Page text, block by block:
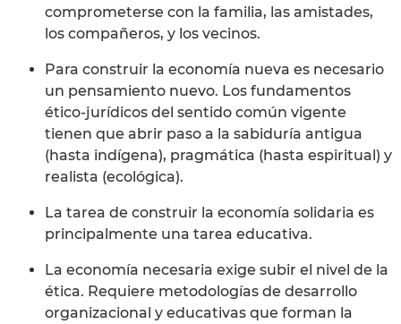
comprometerse con la familia, las amistades,
los compañeros, y los vecinos.
Para construir la economía nueva es necesario
un pensamiento nuevo. Los fundamentos
ético-jurídicos del sentido común vigente
tienen que abrir paso a la sabiduría antigua
(hasta indígena), pragmática (hasta espiritual) y
realista (ecológica).
La tarea de construir la economía solidaria es
principalmente una tarea educativa.
La economía necesaria exige subir el nivel de la
ética. Requiere metodologías de desarrollo
organizacional y educativas que forman la